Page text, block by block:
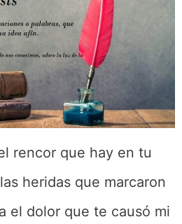
rencor que hay en tu
heridas que marcaron
el dolor que te causó mi